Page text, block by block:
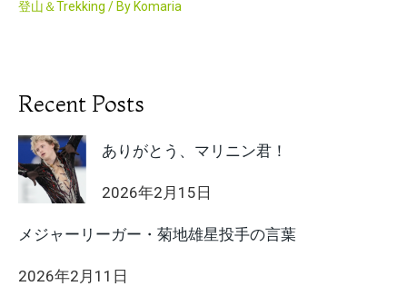
登山＆Trekking / By Komaria
Recent Posts
ありがとう、マリニン君！
2026年2月15日
メジャーリーガー・菊地雄星投手の言葉
2026年2月11日